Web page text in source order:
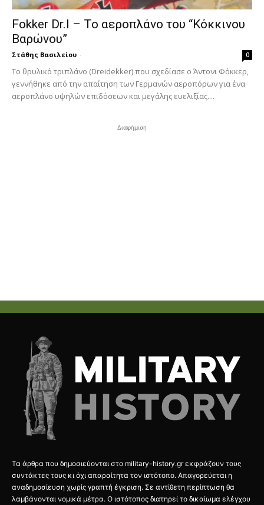
Fokker Dr.I – To αεροπλάνο του “Κόκκινου
Βαρώνου”
Στάθης Βασιλείου - 0
Tο θρυλικό τριπλάνο (Dreidekker) που σχεδίασε ο Άντονι Φόκκερ,
γεννήθηκε από την απαίτηση των Γερμανών αεροπόρων για ένα
αεροπλάνο υψηλών επιδόσεων και μεγάλης ευελιξίας....
Διαφήμιση
Τα άρθρα που δημοσιεύονται στο military-history.gr εκφράζουν τους
συντάκτες τους κι όχι απαραίτητα τον ιστότοπο. Απαγορεύεται η
αναδημοσίευση χωρίς γραπτή έγκριση. Σε αντίθετη περίπτωση θα
λαμβάνονται νομικά μέτρα. Ο ιστότοπος διατηρεί το δικαίωμα ελέγχου